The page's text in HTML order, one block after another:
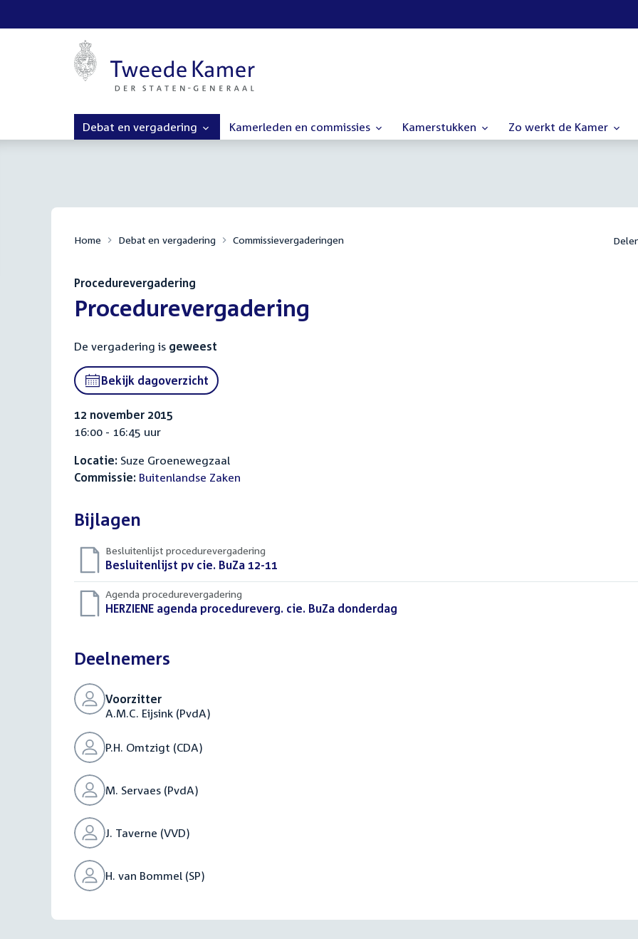
Debat en vergadering Kamerleden en commissies Kamerstukken Zo werkt de Kamer
Home Debat en vergadering Commissievergaderingen
Procedurevergadering
:Procedurevergadering
De vergadering is geweest
Bekijk dagoverzicht
12 november 2015
16:00 - 16:45 uur
Locatie: Suze Groenewegzaal
Commissie: Buitenlandse Zaken
Bijlagen
Besluitenlijst procedurevergadering
Download
bestand:
Besluitenlijst pv cie. BuZa 12-11
Agenda procedurevergadering
Download
HERZIENE agenda procedureverg. cie. BuZa donderdag
Deelnemers
Voorzitter
A.M.C. Eijsink (PvdA)
P.H. Omtzigt (CDA)
M. Servaes (PvdA)
J. Taverne (VVD)
H. van Bommel (SP)